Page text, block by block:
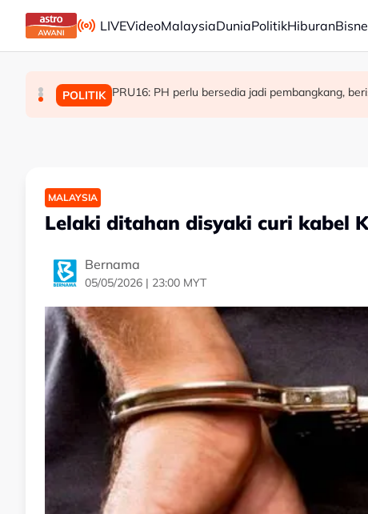
Skip to main content
LIVEVideoMalaysiaDuniaPolitikHiburan
MALAYSIA KESUMA perkasa ekosistem TVET menerusi
MALAYSIA Tiga lelaki pelarian Myanmar ditahan bantu
POLITIK PRU16: PH perlu bersedia jadi pembangkang,
MALAYSIA
Lelaki ditahan disyaki curi kabel
Bernama
05/05/2026 | 23:00 MYT